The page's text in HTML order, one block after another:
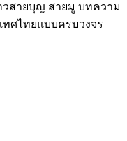
าวสายบุญ สายมู บทความ
ทศไทยแบบครบวงจร